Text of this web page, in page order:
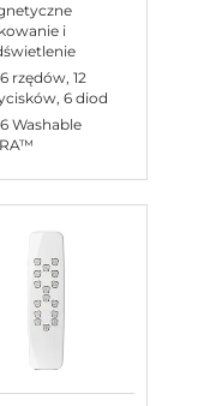
i
rzędów, 12
6 diod
Washable